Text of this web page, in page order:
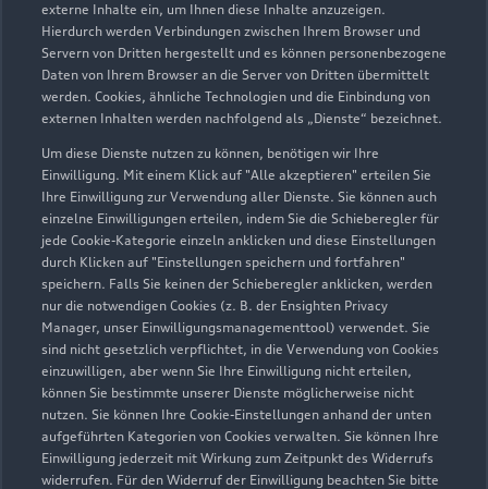
externe Inhalte ein, um Ihnen diese Inhalte anzuzeigen.
Hierdurch werden Verbindungen zwischen Ihrem Browser und
Servern von Dritten hergestellt und es können personenbezogene
Daten von Ihrem Browser an die Server von Dritten übermittelt
werden. Cookies, ähnliche Technologien und die Einbindung von
externen Inhalten werden nachfolgend als „Dienste“ bezeichnet.
Um diese Dienste nutzen zu können, benötigen wir Ihre
Einwilligung. Mit einem Klick auf "Alle akzeptieren" erteilen Sie
Ihre Einwilligung zur Verwendung aller Dienste. Sie können auch
einzelne Einwilligungen erteilen, indem Sie die Schieberegler für
jede Cookie-Kategorie einzeln anklicken und diese Einstellungen
durch Klicken auf "Einstellungen speichern und fortfahren"
speichern. Falls Sie keinen der Schieberegler anklicken, werden
nur die notwendigen Cookies (z. B. der Ensighten Privacy
Manager, unser Einwilligungsmanagementtool) verwendet. Sie
sind nicht gesetzlich verpflichtet, in die Verwendung von Cookies
einzuwilligen, aber wenn Sie Ihre Einwilligung nicht erteilen,
können Sie bestimmte unserer Dienste möglicherweise nicht
nutzen. Sie können Ihre Cookie-Einstellungen anhand der unten
aufgeführten Kategorien von Cookies verwalten. Sie können Ihre
Einwilligung jederzeit mit Wirkung zum Zeitpunkt des Widerrufs
widerrufen. Für den Widerruf der Einwilligung beachten Sie bitte
Wir beraten Sie gerne
und Ansprechpartner.
Zur Teamübersicht
Serviceberater kontaktieren